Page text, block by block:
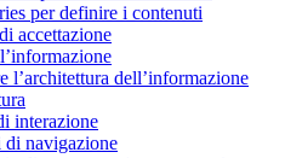
per definire i contenuti
accettazione
l’architettura dell’informazione
interazione
di navigazione